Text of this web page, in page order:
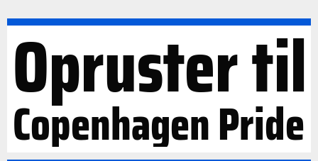
Opruster til
Copenhagen Pride